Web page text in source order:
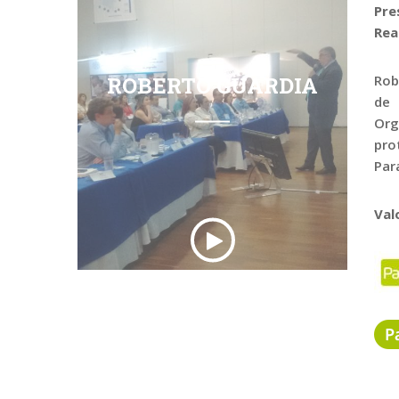
ROBERTO GUARDIA
de